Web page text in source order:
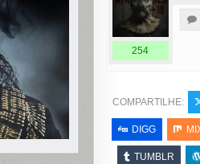
254
COMPARTILHE:
DIGG
TUMBLR